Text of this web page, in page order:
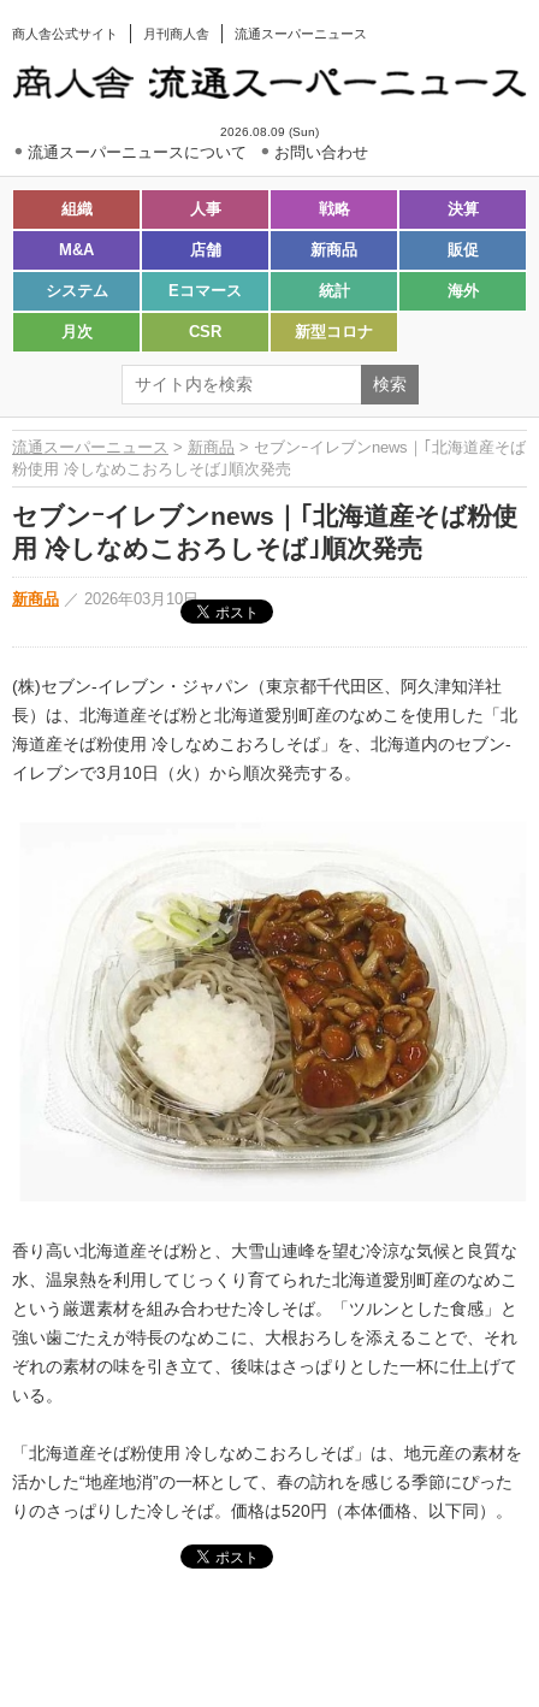
商人舎公式サイト 月刊商人舎 流通スーパーニュース
2026.08.09 (Sun)
流通スーパーニュースについて お問い合わせ
組織 人事 戦略 決算
M&A 店舗 新商品 販促
システム Eコマース 統計 海外
月次 CSR 新型コロナ
流通スーパーニュース > 新商品 > セブンｰイレブンnews｜｢北海道産そば
粉使用 冷しなめこおろしそば｣順次発売
セブンｰイレブンnews｜｢北海道産そば粉使
用 冷しなめこおろしそば｣順次発売
新商品 ／ 2026年03月10日
(株)セブン‐イレブン・ジャパン（東京都千代田区、阿久津知洋社
長）は、北海道産そば粉と北海道愛別町産のなめこを使用した「北
海道産そば粉使用 冷しなめこおろしそば」を、北海道内のセブン‐
イレブンで3月10日（火）から順次発売する。
香り高い北海道産そば粉と、大雪山連峰を望む冷涼な気候と良質な
水、温泉熱を利用してじっくり育てられた北海道愛別町産のなめこ
という厳選素材を組み合わせた冷しそば。「ツルンとした食感」と
強い歯ごたえが特長のなめこに、大根おろしを添えることで、それ
ぞれの素材の味を引き立て、後味はさっぱりとした一杯に仕上げて
いる。
「北海道産そば粉使用 冷しなめこおろしそば」は、地元産の素材を
活かした“地産地消”の一杯として、春の訪れを感じる季節にぴった
りのさっぱりした冷しそば。価格は520円（本体価格、以下同）。